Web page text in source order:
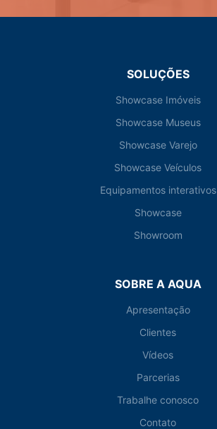
SOLUÇÕES
Showcase Imóveis
Showcase Museus
Showcase Varejo
Showcase Veículos
Equipamentos interativos
Showcase
Showroom
SOBRE A AQUA
Apresentação
Clientes
Vídeos
Parcerias
Trabalhe conosco
Contato